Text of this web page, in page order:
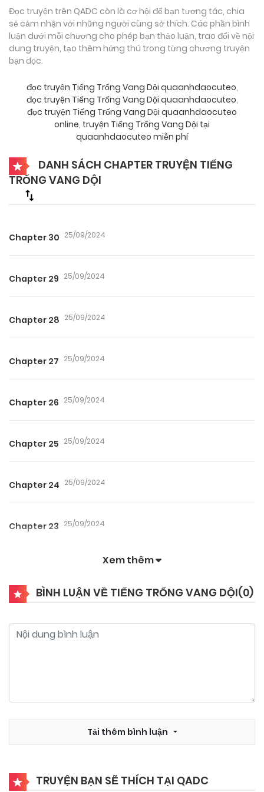
Đọc truyện trên QADC còn là cơ hội để bạn tương tác, chia
sẻ cảm nhận với những người cùng sở thích. Các phần bình
luận dưới mỗi chương cho phép bạn thảo luận, trao đổi về nội
dung truyện, tạo thêm hứng thú trong từng chương truyện
bạn đọc.
đọc truyện Tiếng Trống Vang Dội quaanhdaocuteo,
đọc truyện Tiếng Trống Vang Dội quaanhdaocuteo,
đọc truyện Tiếng Trống Vang Dội quaanhdaocuteo
online, truyện Tiếng Trống Vang Dội tại
quaanhdaocuteo miễn phí
DANH SÁCH CHAPTER TRUYỆN TIẾNG
TRỐNG VANG DỘI
Chapter 30 25/09/2024
Chapter 29 25/09/2024
Chapter 28 25/09/2024
Chapter 27 25/09/2024
Chapter 26 25/09/2024
Chapter 25 25/09/2024
Chapter 24 25/09/2024
Chapter 23 25/09/2024
25/09/2024
25/09/2024
Chapter 17
Xem thêm
BÌNH LUẬN VỀ TIẾNG TRỐNG VANG DỘI(0)
Tải thêm bình luận
TRUYỆN BẠN SẼ THÍCH TẠI QADC